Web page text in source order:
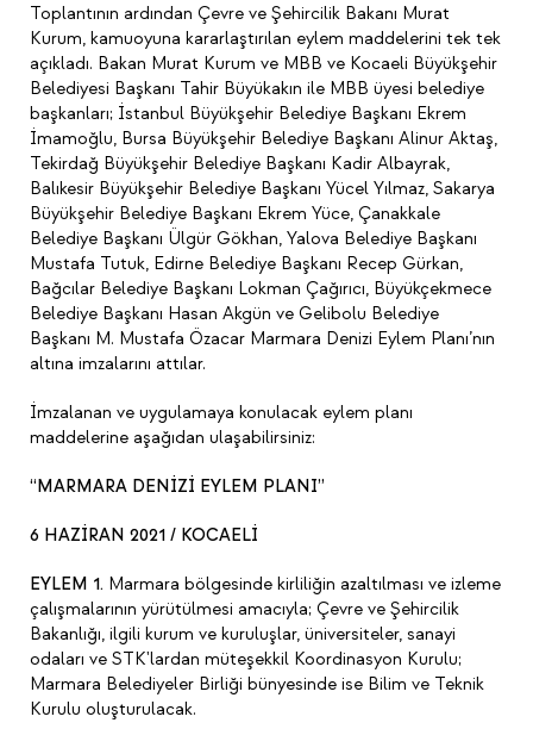
Toplantının ardından Çevre ve Şehircilik Bakanı Murat
Kurum, kamuoyuna kararlaştırılan eylem maddelerini tek tek
açıkladı. Bakan Murat Kurum ve MBB ve Kocaeli Büyükşehir
Belediyesi Başkanı Tahir Büyükakın ile MBB üyesi belediye
başkanları; İstanbul Büyükşehir Belediye Başkanı Ekrem
İmamoğlu, Bursa Büyükşehir Belediye Başkanı Alinur Aktaş,
Tekirdağ Büyükşehir Belediye Başkanı Kadir Albayrak,
Balıkesir Büyükşehir Belediye Başkanı Yücel Yılmaz, Sakarya
Büyükşehir Belediye Başkanı Ekrem Yüce, Çanakkale
Belediye Başkanı Ülgür Gökhan, Yalova Belediye Başkanı
Mustafa Tutuk, Edirne Belediye Başkanı Recep Gürkan,
Bağcılar Belediye Başkanı Lokman Çağırıcı, Büyükçekmece
Belediye Başkanı Hasan Akgün ve Gelibolu Belediye
Başkanı M. Mustafa Özacar Marmara Denizi Eylem Planı’nın
altına imzalarını attılar.
İmzalanan ve uygulamaya konulacak eylem planı
maddelerine aşağıdan ulaşabilirsiniz:
“MARMARA DENİZİ EYLEM PLANI”
6 HAZİRAN 2021 / KOCAELİ
EYLEM 1. Marmara bölgesinde kirliliğin azaltılması ve izleme
çalışmalarının yürütülmesi amacıyla; Çevre ve Şehircilik
Bakanlığı, ilgili kurum ve kuruluşlar, üniversiteler, sanayi
odaları ve STK'lardan müteşekkil Koordinasyon Kurulu;
Marmara Belediyeler Birliği bünyesinde ise Bilim ve Teknik
Kurulu oluşturulacak.